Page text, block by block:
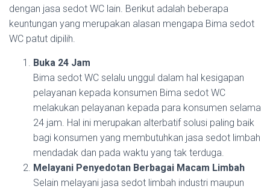
dengan jasa sedot WC lain. Berikut adalah beberapa
keuntungan yang merupakan alasan mengapa Bima sedot
WC patut dipilih.
Buka 24 Jam
Bima sedot WC selalu unggul dalam hal kesigapan
pelayanan kepada konsumen Bima sedot WC
melakukan pelayanan kepada para konsumen selama
24 jam. Hal ini merupakan alterbatif solusi paling baik
bagi konsumen yang membutuhkan jasa sedot limbah
mendadak dan pada waktu yang tak terduga.
Melayani Penyedotan Berbagai Macam Limbah
Selain melayani jasa sedot limbah industri maupun